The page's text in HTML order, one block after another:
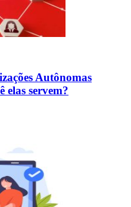
Autônomas
elas servem?